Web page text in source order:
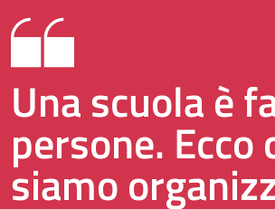
Una scuola è
persone. Ecco
siamo